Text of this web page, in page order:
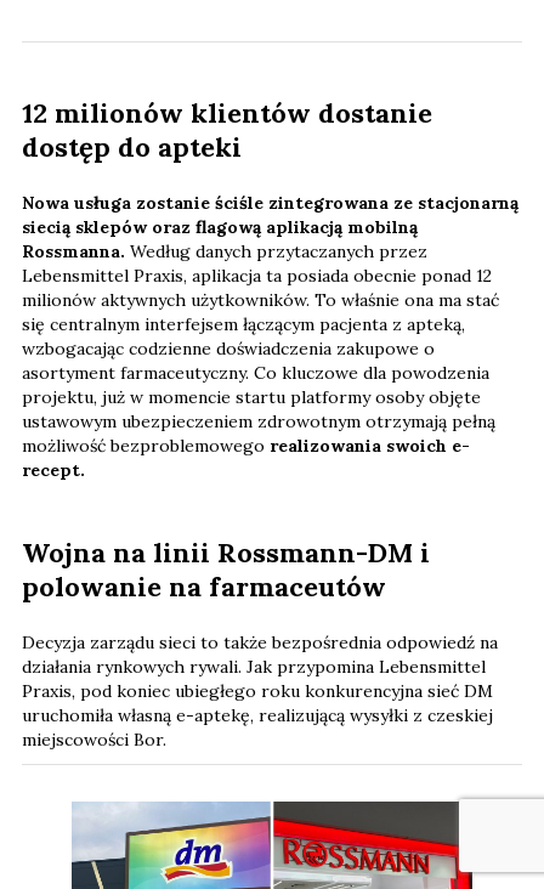
12 milionów klientów dostanie
dostęp do apteki
Nowa usługa zostanie ściśle zintegrowana ze stacjonarną
siecią sklepów oraz flagową aplikacją mobilną
Rossmanna. Według danych przytaczanych przez
Lebensmittel Praxis, aplikacja ta posiada obecnie ponad 12
milionów aktywnych użytkowników. To właśnie ona ma stać
się centralnym interfejsem łączącym pacjenta z apteką,
wzbogacając codzienne doświadczenia zakupowe o
asortyment farmaceutyczny. Co kluczowe dla powodzenia
projektu, już w momencie startu platformy osoby objęte
ustawowym ubezpieczeniem zdrowotnym otrzymają pełną
możliwość bezproblemowego realizowania swoich e-
recept.
Wojna na linii Rossmann-DM i
polowanie na farmaceutów
Decyzja zarządu sieci to także bezpośrednia odpowiedź na
działania rynkowych rywali. Jak przypomina Lebensmittel
Praxis, pod koniec ubiegłego roku konkurencyjna sieć DM
uruchomiła własną e-aptekę, realizującą wysyłki z czeskiej
miejscowości Bor.